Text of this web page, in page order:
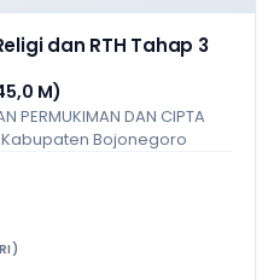
dan RTH Tahap 3
M)
PERMUKIMAN DAN CIPTA
Kabupaten Bojonegoro